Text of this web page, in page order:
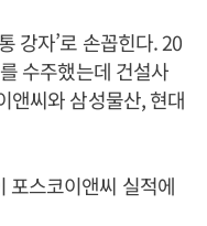
강자’로 손꼽힌다. 20
수주했는데 건설사
앤씨와 삼성물산, 현대
포스코이앤씨 실적에